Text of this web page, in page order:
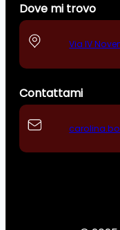
Dove mi trovo
Via IV
Contattami